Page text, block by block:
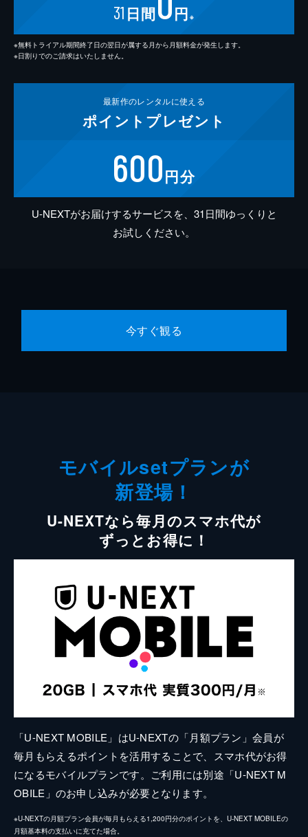
31 日間 円 ※
※無料トライアル期間終了日の翌日が属する月から月額料金が発生します。
※日割りでのご請求はいたしません。
最新作のレンタルに使える
ポイント プレゼント
600円分
U-NEXTがお届けするサービスを、31日間ゆっくりと
お試しください。
今すぐ観る
モバイルsetプランが
新登場！
U-NEXTなら毎月のスマホ代が
ずっとお得に！
「U-NEXT MOBILE」はU-NEXTの「月額プラン」会員が
毎月もらえるポイントを活用することで、スマホ代がお得
になるモバイルプランです。ご利用には別途「U-NEXT M
OBILE」のお申し込みが必要となります。
※U-NEXTの月額プラン会員が毎月もらえる1,200円分のポイントを、U-NEXT MOBILEの
月額基本料の支払いに充てた場合。